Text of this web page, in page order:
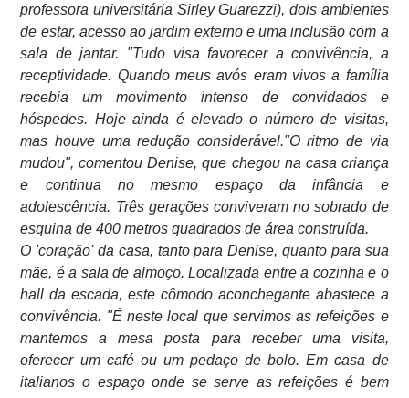
professora universitária Sirley Guarezzi), dois ambientes
de estar, acesso ao jardim externo e uma inclusão com a
sala de jantar. "Tudo visa favorecer a convivência, a
receptividade. Quando meus avós eram vivos a família
recebia um movimento intenso de convidados e
hóspedes. Hoje ainda é elevado o número de visitas,
mas houve uma redução considerável."O ritmo de via
mudou", comentou Denise, que chegou na casa criança
e continua no mesmo espaço da infância e
adolescência. Três gerações conviveram no sobrado de
esquina de 400 metros quadrados de área construída.
O 'coração' da casa, tanto para Denise, quanto para sua
mãe, é a sala de almoço. Localizada entre a cozinha e o
hall da escada, este cômodo aconchegante abastece a
convivência. "É neste local que servimos as refeições e
mantemos a mesa posta para receber uma visita,
oferecer um café ou um pedaço de bolo. Em casa de
italianos o espaço onde se serve as refeições é bem